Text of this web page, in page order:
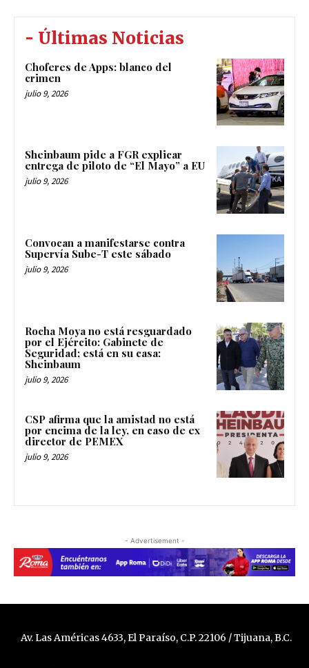
- Últimas Noticias
Choferes de Apps: blanco del
crimen
julio 9, 2026
Sheinbaum pide a FGR explicar
entrega de piloto de “El Mayo” a EU
julio 9, 2026
Convocan a manifestarse contra
Supervía Sube-T este sábado
julio 9, 2026
Rocha Moya no está resguardado
por el Ejército: Gabinete de
Seguridad; está en su casa:
Sheinbaum
julio 9, 2026
CSP afirma que la amistad no está
por encima de la ley, en caso de ex
director de PEMEX
julio 9, 2026
- Advertisement -
Av. Las Américas 4633, El Paraíso, C.P. 22106 / Tijuana, B.C.